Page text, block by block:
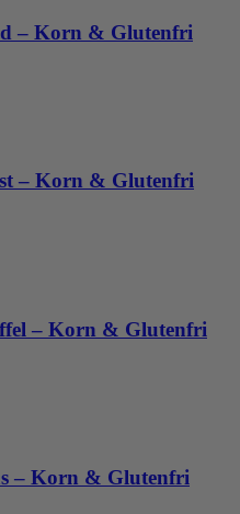
– Korn & Glutenfri
– Korn & Glutenfri
– Korn & Glutenfri
– Korn & Glutenfri